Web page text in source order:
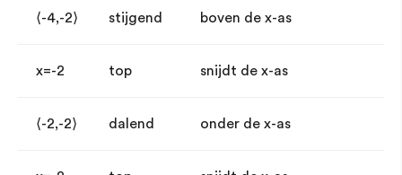
⟨-4,-2⟩ stijgend boven de x-as
x=-2 top snijdt de x-as
⟨-2,-2⟩ dalend onder de x-as